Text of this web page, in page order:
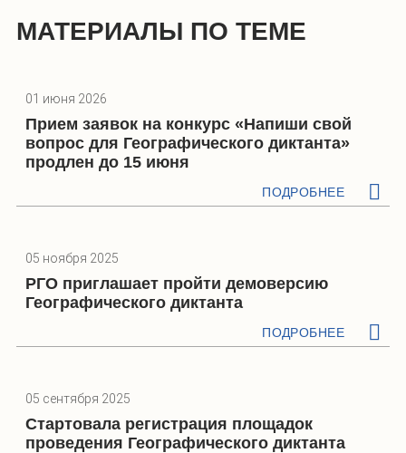
МАТЕРИАЛЫ ПО ТЕМЕ
01 июня 2026
Прием заявок на конкурс «Напиши свой
вопрос для Географического диктанта»
продлен до 15 июня
ПОДРОБНЕЕ
05 ноября 2025
РГО приглашает пройти демоверсию
Географического диктанта
ПОДРОБНЕЕ
05 сентября 2025
Стартовала регистрация площадок
проведения Географического диктанта